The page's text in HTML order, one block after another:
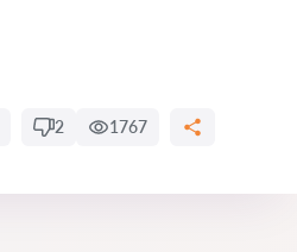
2 1767